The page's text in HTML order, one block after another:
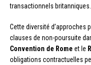
transactionnels britanniques.
Cette diversité d’approches
clauses de non-poursuite
Convention de Rome et le
obligations contractuelles